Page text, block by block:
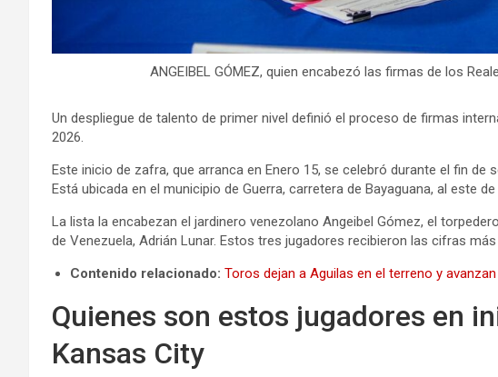
ANGEIBEL GÓMEZ, quien encabezó las firmas de los
Un despliegue de talento de primer nivel definió el proceso de firmas
2026.
Este inicio de zafra, que arranca en Enero 15, se celebró durante el fin de
Está ubicada en el municipio de Guerra, carretera de Bayaguana, al este
La lista la encabezan el jardinero venezolano Angeibel Gómez, el
de Venezuela, Adrián Lunar. Estos tres jugadores recibieron las cifras
Contenido relacionado: Toros dejan a Aguilas en el terreno y
Quienes son estos jugadores en
Kansas City